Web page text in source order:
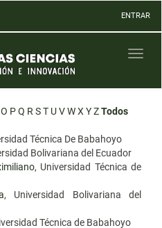
ENTRAR
O PQ R ST UVWX YZTodos
Técnica De Babahoyo
Bolivariana del Ecuador
, Universidad Técnica de
, Universidad Bolivariana del
Técnica de Babahoyo